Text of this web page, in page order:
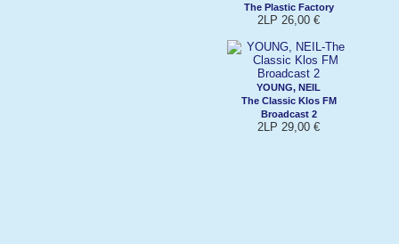
The Plastic Factory
2LP 26,00 €
YOUNG, NEIL
The Classic Klos FM
Broadcast 2
2LP 29,00 €